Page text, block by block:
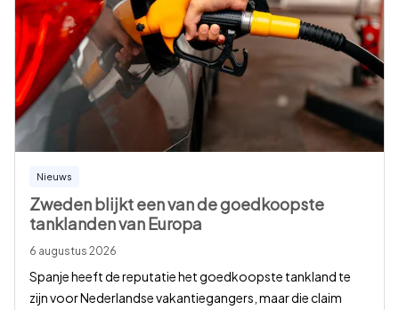
Nieuws
Zweden blijkt een van de goedkoopste
tanklanden van Europa
6 augustus 2026
Spanje heeft de reputatie het goedkoopste tankland te
zijn voor Nederlandse vakantiegangers, maar die claim